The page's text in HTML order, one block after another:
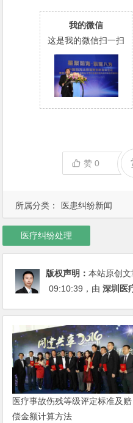
所属分类： 医患纠纷新闻
我的微信
这是我的微信扫一扫
赞0
医疗纠纷处理
版权声明：本站原创
09:10:39 ，由深圳医
医疗事故伤残等级评定标准及赔
偿金额计算方法